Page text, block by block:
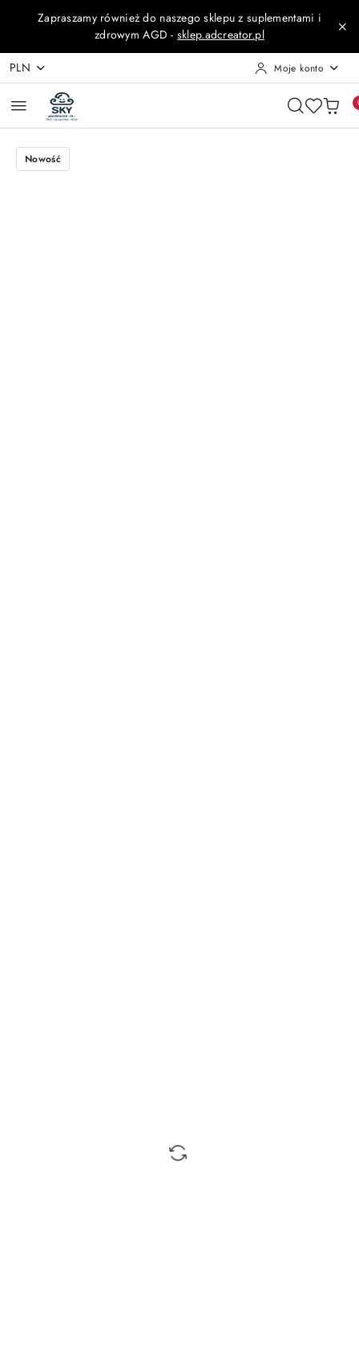
Przejdź do treści głównej
Przejdź do wyszukiwarki
Przejdź do moje konto
Przejdź do menu głównego
Przejdź do opisu produktu
Przejdź do stopki
Zapraszamy również do naszego sklepu z suplementami i
zdrowym AGD - sklep.adcreator.pl
PLN Moje konto
Nowość